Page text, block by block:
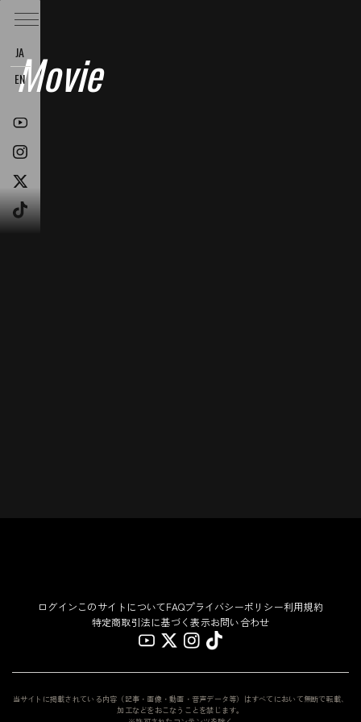
JA
EN
Movie
ログインこのサイトについてFAQプライバシーポリシー利用規約
特定商取引法に基づく表示お問い合わせ
当サイトに掲載されている内容（記事・画像・動画・音声データ等）はすべてにおいて無断で転載、
加工などをおこなうことを禁じます。